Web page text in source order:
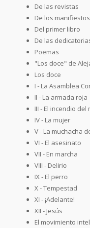
De las revistas
De los manifiestos
Del primer libro
De las
Poemas
"Los doce" de
Los doce
I - La Asamblea
II - La armada roja
III - El incendio del
IV - La mujer
V - La muchacha
VI - El asesinato
VII - En marcha
VIII - Delirio
IX - El perro
X - Tempestad
XI - ¡Adelante!
XII - Jesús
El movimiento